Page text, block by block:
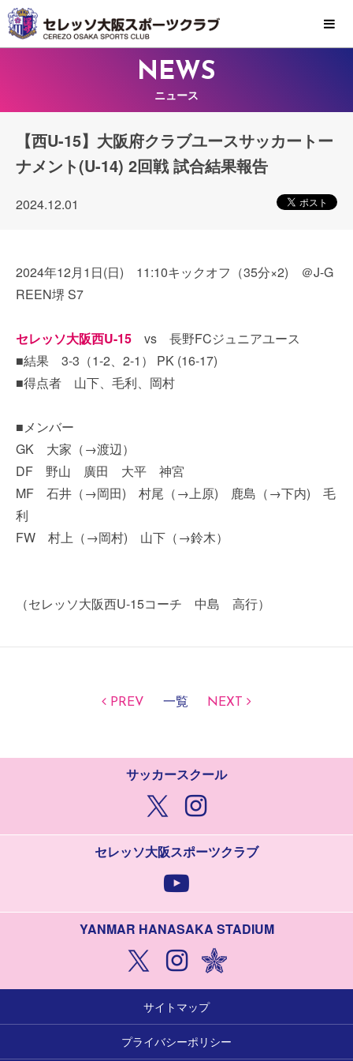
MENU
NEWS
ニュース
【西U-15】大阪府クラブユースサッカートー
ナメント(U-14) 2回戦 試合結果報告
2024.12.01
2024年12月1日(日) 11:10キックオフ（35分×2) ＠J-G
REEN堺 S7
セレッソ大阪西U-15 vs 長野FCジュニアユース
■結果 3-3（1-2、2-1） PK (16-17)
■得点者 山下、毛利、岡村
■メンバー
GK 大家（→渡辺）
DF 野山 廣田 大平 神宮
MF 石井（→岡田) 村尾（→上原) 鹿島（→下内) 毛
利
FW 村上（→岡村) 山下（→鈴木）
（セレッソ大阪西U-15コーチ 中島 高行）
PREV 一覧 NEXT
サッカースクール
セレッソ大阪スポーツクラブ
YANMAR HANASAKA STADIUM
サイトマップ
プライバシーポリシー